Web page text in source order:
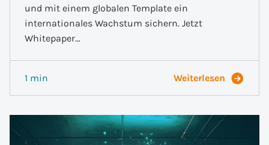
und mit einem globalen Template ein
internationales Wachstum sichern. Jetzt
Whitepaper…
1 min Weiterlesen